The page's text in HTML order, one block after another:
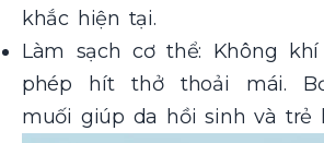
khắc hiện tại.
Làm sạch cơ thể: Không
phép hít thở thoải mái.
muối giúp da hồi sinh và trẻ